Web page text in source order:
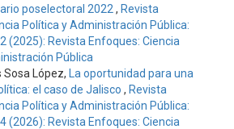
poselectoral 2022 , Revista
Política y Administración Pública:
(2025): Revista Enfoques: Ciencia
Pública
López,
La oportunidad para una
el caso de Jalisco , Revista
Política y Administración Pública:
(2026): Revista Enfoques: Ciencia